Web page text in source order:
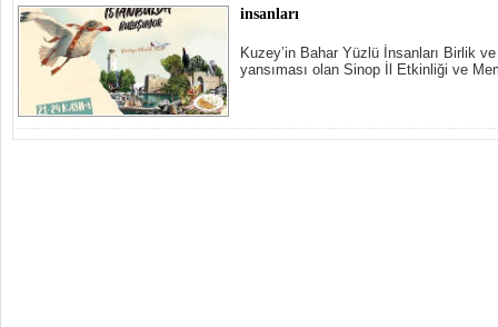
insanları
Kuzey’in Bahar Yüzlü İnsanları Birlik
yansıması olan Sinop İl Etkinliği ve